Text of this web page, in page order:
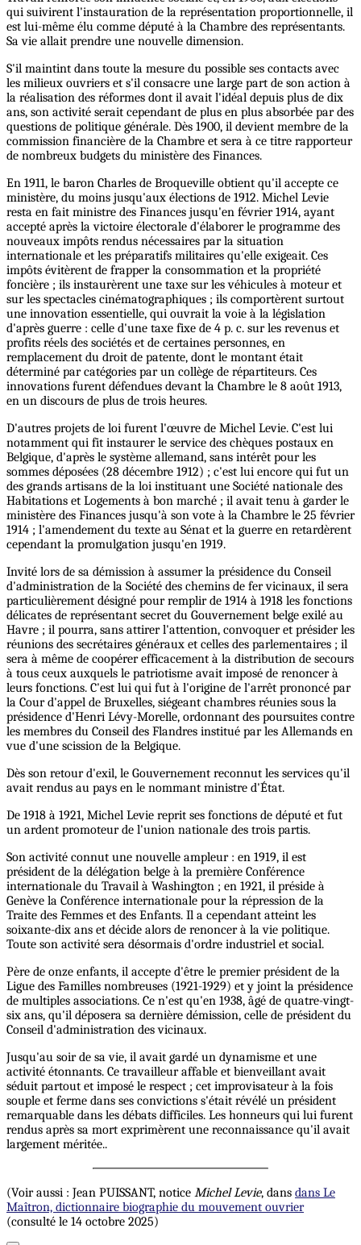
qui suivirent l'instauration de la représentation proportionnelle, il
est lui-même élu comme député à la Chambre des représentants.
Sa vie allait prendre une nouvelle dimension.
S'il maintint dans toute la mesure du possible ses contacts avec
les milieux ouvriers et s'il consacre une large part de son action à
la réalisation des réformes dont il avait l'idéal depuis plus de dix
ans, son activité serait cependant de plus en plus absorbée par des
questions de politique générale. Dès 1900, il devient membre de la
commission financière de la Chambre et sera à ce titre rapporteur
de nombreux budgets du ministère des Finances.
En 1911, le baron Charles de Broqueville obtient qu'il accepte ce
ministère, du moins jusqu'aux élections de 1912. Michel Levie
resta en fait ministre des Finances jusqu'en février 1914, ayant
accepté après la victoire électorale d'élaborer le programme des
nouveaux impôts rendus nécessaires par la situation
internationale et les préparatifs militaires qu'elle exigeait. Ces
impôts évitèrent de frapper la consommation et la propriété
foncière ; ils instaurèrent une taxe sur les véhicules à moteur et
sur les spectacles cinématographiques ; ils comportèrent surtout
une innovation essentielle, qui ouvrait la voie à la législation
d'après guerre : celle d'une taxe fixe de 4 p. c. sur les revenus et
profits réels des sociétés et de certaines personnes, en
remplacement du droit de patente, dont le montant était
déterminé par catégories par un collège de répartiteurs. Ces
innovations furent défendues devant la Chambre le 8 août 1913,
en un discours de plus de trois heures.
D'autres projets de loi furent l'œuvre de Michel Levie. C'est lui
notamment qui fit instaurer le service des chèques postaux en
Belgique, d'après le système allemand, sans intérêt pour les
sommes déposées (28 décembre 1912) ; c'est lui encore qui fut un
des grands artisans de la loi instituant une Société nationale des
Habitations et Logements à bon marché ; il avait tenu à garder le
ministère des Finances jusqu'à son vote à la Chambre le 25 février
1914 ; l'amendement du texte au Sénat et la guerre en retardèrent
cependant la promulgation jusqu'en 1919.
Invité lors de sa démission à assumer la présidence du Conseil
d'administration de la Société des chemins de fer vicinaux, il sera
particulièrement désigné pour remplir de 1914 à 1918 les fonctions
délicates de représentant secret du Gouvernement belge exilé au
Havre ; il pourra, sans attirer l'attention, convoquer et présider les
réunions des secrétaires généraux et celles des parlementaires ; il
sera à même de coopérer efficacement à la distribution de secours
à tous ceux auxquels le patriotisme avait imposé de renoncer à
leurs fonctions. C'est lui qui fut à l'origine de l'arrêt prononcé par
la Cour d'appel de Bruxelles, siégeant chambres réunies sous la
présidence d'Henri Lévy-Morelle, ordonnant des poursuites contre
les membres du Conseil des Flandres institué par les Allemands en
vue d'une scission de la Belgique.
Dès son retour d'exil, le Gouvernement reconnut les services qu'il
avait rendus au pays en le nommant ministre d'État.
De 1918 à 1921, Michel Levie reprit ses fonctions de député et fut
un ardent promoteur de l'union nationale des trois partis.
Son activité connut une nouvelle ampleur : en 1919, il est
président de la délégation belge à la première Conférence
internationale du Travail à Washington ; en 1921, il préside à
Genève la Conférence internationale pour la répression de la
Traite des Femmes et des Enfants. Il a cependant atteint les
soixante-dix ans et décide alors de renoncer à la vie politique.
Toute son activité sera désormais d'ordre industriel et social.
Père de onze enfants, il accepte d'être le premier président de la
Ligue des Familles nombreuses (1921-1929) et y joint la présidence
de multiples associations. Ce n'est qu'en 1938, âgé de quatre-vingt-
six ans, qu'il déposera sa dernière démission, celle de président du
Conseil d'administration des vicinaux.
Jusqu'au soir de sa vie, il avait gardé un dynamisme et une
activité étonnants. Ce travailleur affable et bienveillant avait
séduit partout et imposé le respect ; cet improvisateur à la fois
souple et ferme dans ses convictions s'était révélé un président
remarquable dans les débats difficiles. Les honneurs qui lui furent
rendus après sa mort exprimèrent une reconnaissance qu'il avait
largement méritée..
(Voir aussi : Jean PUISSANT, notice Michel Levie, dans dans Le
Maîtron, dictionnaire biographie du mouvement ouvrier
(consulté le 14 octobre 2025)